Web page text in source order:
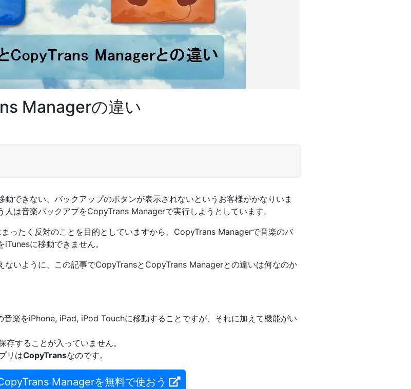
Managerの違い
できない、バックアップのボタンが表示されないというお客様がかなりいま
は音楽バックアプをCopyTrans Managerで実行しようとしています。
ったく反対のことを目的としていますから、CopyTrans Managerで音楽のバ
に移動できません。
ないように、この記事でCopyTransとCopyTrans Managerとの違いは何なのか
楽をiPhone, iPad, iPod Touchに移動することですが、それに加えて機能がい
することが入っていません。
リはCopyTransなのです。
Managerを無料で使おう